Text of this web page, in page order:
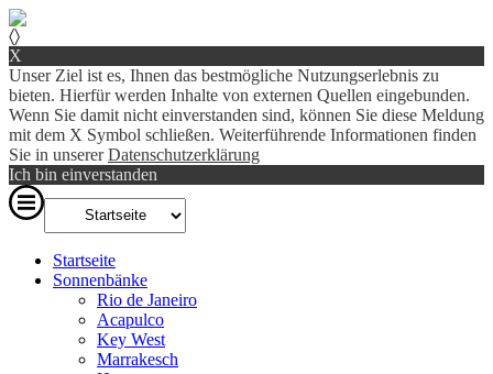
〈〉
X
Unser Ziel ist es, Ihnen das bestmögliche Nutzungserlebnis zu
bieten. Hierfür werden Inhalte von externen Quellen eingebunden.
Wenn Sie damit nicht einverstanden sind, können Sie diese Meldung
mit dem X Symbol schließen. Weiterführende Informationen finden
Sie in unsererDatenschutzerklärung
Ich bin einverstanden
Startseite
Sonnenbänke
Rio de Janeiro
Acapulco
Key West
Marrakesch